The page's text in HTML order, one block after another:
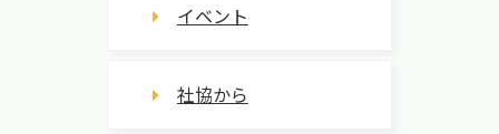
イベント
社協から